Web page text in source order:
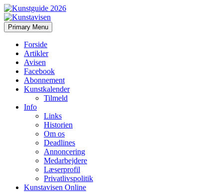
Kunstavisen
Search
Primary Menu Skip
to
Forside
Artikler
Avisen
Facebook
Abonnement
Kunstkalender
Tilmeld
Info
Links
Historien
Om os
Deadlines
Annoncering
Medarbejdere
Læserprofil
Privatlivspolitik
Kunstavisen Online